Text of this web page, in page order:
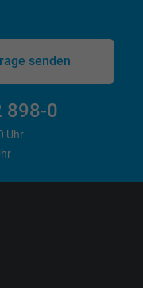
und
und
senden
898-0
Uhr